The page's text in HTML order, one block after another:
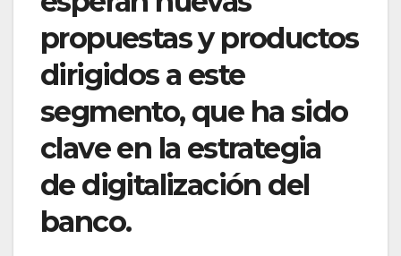
propuestas y productos
dirigidos a este
segmento, que ha sido
clave en la estrategia
de digitalización del
banco.